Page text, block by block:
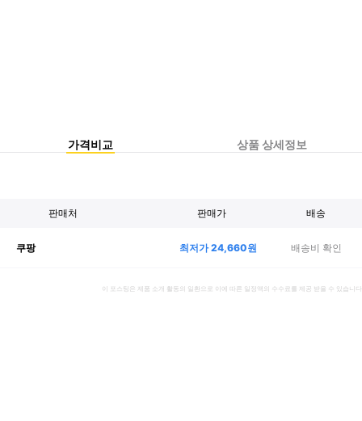
가격비교 상품 상세정보
판매처 판매가 배송
쿠팡 최저가24,660원 배송비 확인
이 포스팅은 제품 소개 활동의 일환으로 이에 따른 일정액의 수수료를 제공 받을 수 있습니다